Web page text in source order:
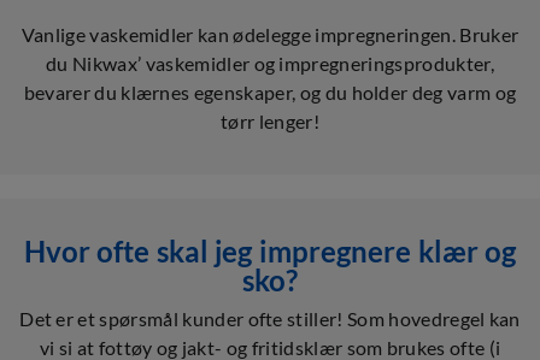
Vanlige vaskemidler kan ødelegge impregneringen. Bruker
du Nikwax’ vaskemidler og impregneringsprodukter,
bevarer du klærnes egenskaper, og du holder deg varm og
tørr lenger!
Hvor ofte skal jeg impregnere klær og
sko?
Det er et spørsmål kunder ofte stiller! Som hovedregel kan
vi si at fottøy og jakt- og fritidsklær som brukes ofte (i